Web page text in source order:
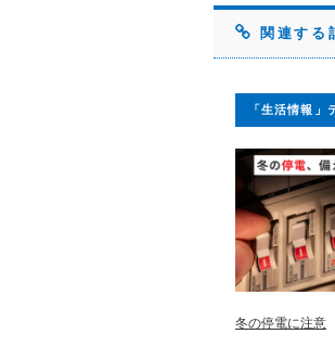
関連する
「生活情報」
冬の停電に注意